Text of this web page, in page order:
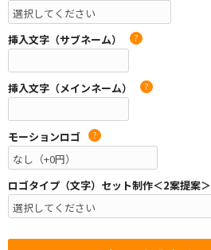
挿入文字（サブネーム） ?
挿入文字（メインネーム） ?
モーションロゴ ?
ロゴタイプ（文字）セット制作＜2案提案＞